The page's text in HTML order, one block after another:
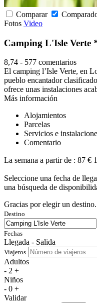
Comparar
Fotos Video
Camping L'Isle
8,74 - 577 comentarios
El camping l’Isle Verte, en
pueblo encantador
ofrece unas instalaciones
Más información
Alojamientos
Parcelas
Servicios e
Comentario
La semana a partir de : 87 €
Seleccione una fecha de
una búsqueda de
Gracias por elegir un destino.
Destino
Fechas
Llegada - Salida
Viajeros
Adultos
- 2 +
Niños
- 0 +
Validar